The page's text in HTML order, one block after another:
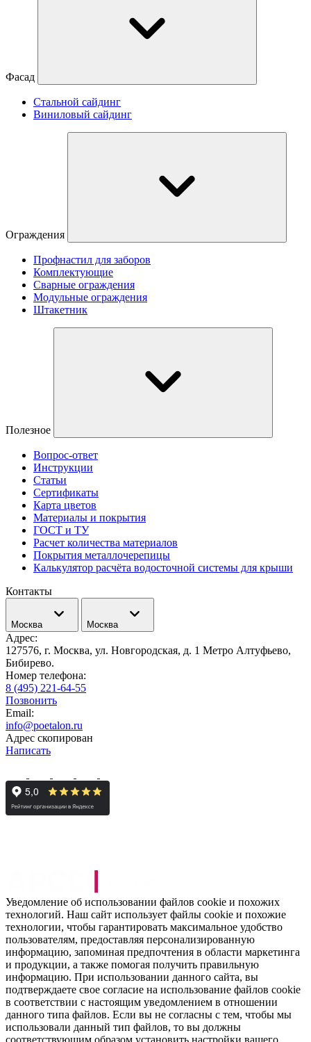
Фасад
Стальной сайдинг
Виниловый сайдинг
Ограждения
Профнастил для заборов
Комплектующие
Сварные ограждения
Модульные ограждения
Штакетник
Полезное
Вопрос-ответ
Инструкции
Статьи
Сертификаты
Карта цветов
Материалы и покрытия
ГОСТ и ТУ
Расчет количества материалов
Покрытия металлочерепицы
Калькулятор расчёта водосточной системы для крыши
Контакты
Москва Москва
Адрес:
127576, г. Москва, ул. Новгородская, д. 1 Метро Алтуфьево,
Бибирево.
Номер телефона:
8 (495) 221-64-55
Позвонить
Email:
info@poetalon.ru
Адрес скопирован
Написать
Уведомление об использовании файлов cookie и похожих
технологий. Наш сайт использует файлы cookie и похожие
технологии, чтобы гарантировать максимальное удобство
пользователям, предоставляя персонализированную
информацию, запоминая предпочтения в области маркетинга
и продукции, а также помогая получить правильную
информацию. При использовании данного сайта, вы
подтверждаете свое согласие на использование файлов cookie
в соответствии с настоящим уведомлением в отношении
данного типа файлов. Если вы не согласны с тем, чтобы мы
использовали данный тип файлов, то вы должны
соответствующим образом установить настройки вашего